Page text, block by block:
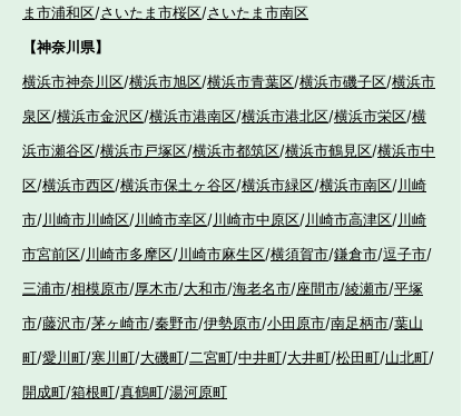
ま市浦和区/さいたま市桜区/さいたま市南区
【神奈川県】
横浜市神奈川区/横浜市旭区/横浜市青葉区/横浜市磯子区/横浜市
泉区/横浜市金沢区/横浜市港南区/横浜市港北区/横浜市栄区/横
浜市瀬谷区/横浜市戸塚区/横浜市都筑区/横浜市鶴見区/横浜市中
区/横浜市西区/横浜市保土ヶ谷区/横浜市緑区/横浜市南区/川崎
市/川崎市川崎区/川崎市幸区/川崎市中原区/川崎市高津区/川崎
市宮前区/川崎市多摩区/川崎市麻生区/横須賀市/鎌倉市/逗子市/
三浦市/相模原市/厚木市/大和市/海老名市/座間市/綾瀬市/平塚
市/藤沢市/茅ヶ崎市/秦野市/伊勢原市/小田原市/南足柄市/葉山
町/愛川町/寒川町/大磯町/二宮町/中井町/大井町/松田町/山北町/
開成町/箱根町/真鶴町/湯河原町